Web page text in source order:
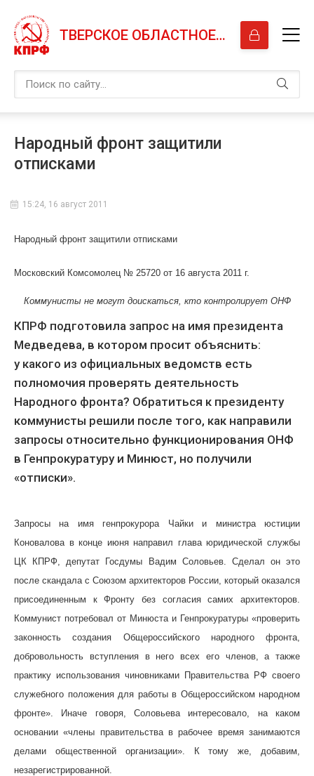
ТВЕРСКОЕ ОБЛАСТНОЕ ОТДЕЛЕНИЕ КПРФ
Народный фронт защитили
отписками
15:24, 16 август 2011
Народный фронт защитили отписками
Московский Комсомолец № 25720 от 16 августа 2011 г.
Коммунисты не могут доискаться, кто контролирует ОНФ
КПРФ подготовила запрос на имя президента
Медведева, в котором просит объяснить:
у какого из официальных ведомств есть
полномочия проверять деятельность
Народного фронта? Обратиться к президенту
коммунисты решили после того, как направили
запросы относительно функционирования ОНФ
в Генпрокуратуру и Минюст, но получили
«отписки».
Запросы на имя генпрокурора Чайки и министра юстиции
Коновалова в конце июня направил глава юридической службы
ЦК КПРФ, депутат Госдумы Вадим Соловьев. Сделал он это
после скандала с Союзом архитекторов России, который оказался
присоединенным к Фронту без согласия самих архитекторов.
Коммунист потребовал от Минюста и Генпрокуратуры «проверить
законность создания Общероссийского народного фронта,
добровольность вступления в него всех его членов, а также
практику использования чиновниками Правительства РФ своего
служебного положения для работы в Общероссийском народном
фронте». Иначе говоря, Соловьева интересовало, на каком
основании «члены правительства в рабочее время занимаются
делами общественной организации». К тому же, добавим,
незарегистрированной.